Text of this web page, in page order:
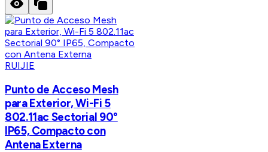
RUIJIE
Punto de Acceso Mesh
para Exterior, Wi-Fi 5
802.11ac Sectorial 90°
IP65, Compacto con
Antena Externa